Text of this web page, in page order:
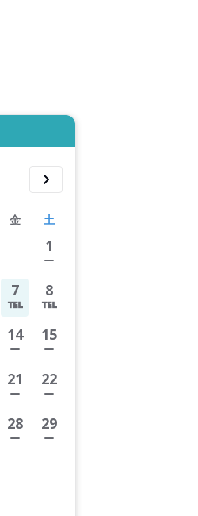
金 土
1
7 8
14 15
21 22
28 29